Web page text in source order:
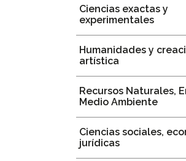
Ciencias exactas y
experimentales
Humanidades y
artística
Recursos Naturales,
Medio Ambiente
Ciencias sociales,
jurídicas